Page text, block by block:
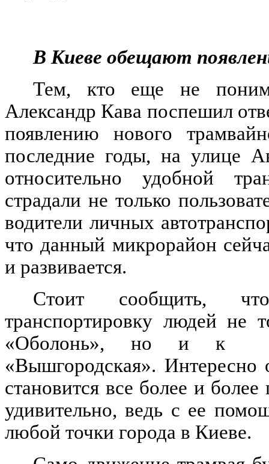
В Киеве обещают
Тем, кто еще не
Александр Кава поспешил
появлению нового
последние годы, на улице
относительно удобной
страдали не только
водители личных
что данный микрорайон
и развивается.
Стоит сообщить,
транспортировку людей не
«Оболонь», но и к
«Вышгородская». Интересно
становится все более и
удивительно, ведь с ее
любой точки города в Киеве.